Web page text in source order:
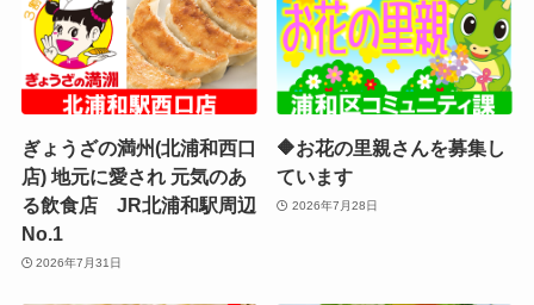
ぎょうざの満州(北浦和西口
店) 地元に愛され 元気のあ
る飲食店 JR北浦和駅周辺
No.1
2026年7月31日
🔶お花の里親さんを募集し
ています
2026年7月28日